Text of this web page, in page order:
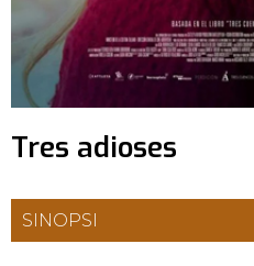
Tres adioses
SINOPSI